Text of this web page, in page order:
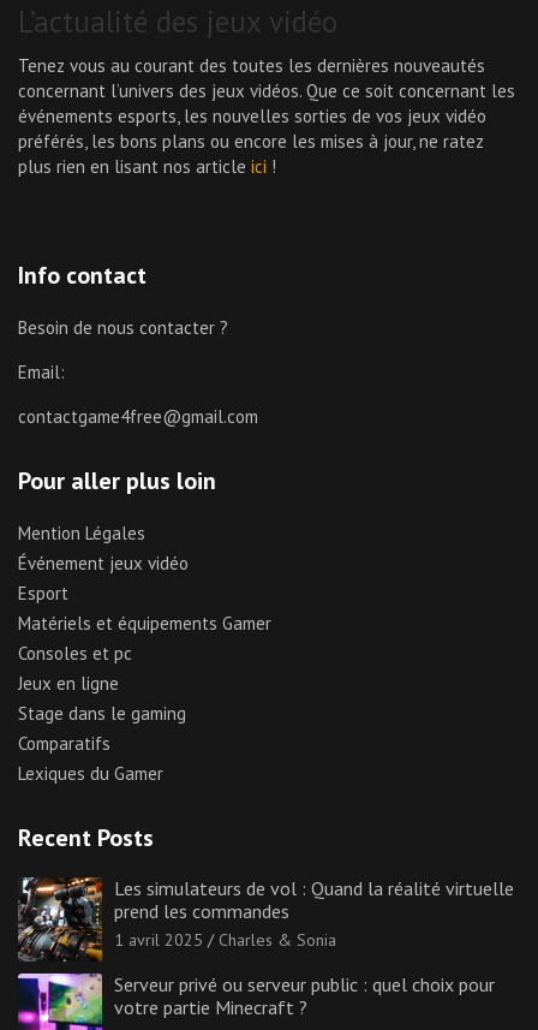
L’actualité des jeux vidéo
Tenez vous au courant des toutes les dernières nouveautés
concernant l’univers des jeux vidéos. Que ce soit concernant les
événements esports, les nouvelles sorties de vos jeux vidéo
préférés, les bons plans ou encore les mises à jour, ne ratez
plus rien en lisant nos article ici !
Info contact
Besoin de nous contacter ?
Email:
contactgame4free@gmail.com
Pour aller plus loin
Mention Légales
Événement jeux vidéo
Esport
Matériels et équipements Gamer
Consoles et pc
Jeux en ligne
Stage dans le gaming
Comparatifs
Lexiques du Gamer
Recent Posts
Les simulateurs de vol : Quand la réalité virtuelle
prend les commandes
1 avril 2025 Charles & Sonia
Serveur privé ou serveur public : quel choix pour
votre partie Minecraft ?